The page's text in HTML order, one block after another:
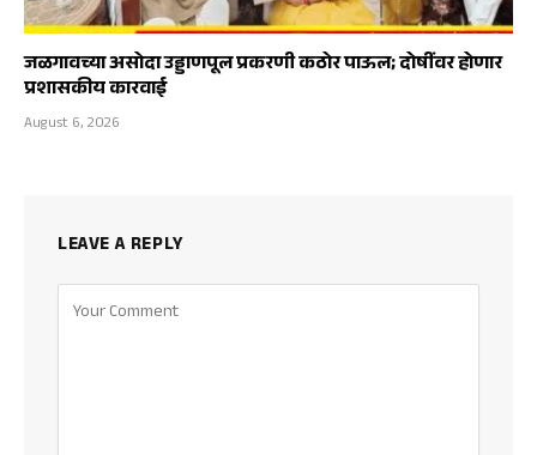
जळगावच्या असोदा उड्डाणपूल प्रकरणी कठोर पाऊल; दोषींवर होणार
प्रशासकीय कारवाई
August 6, 2026
LEAVE A REPLY